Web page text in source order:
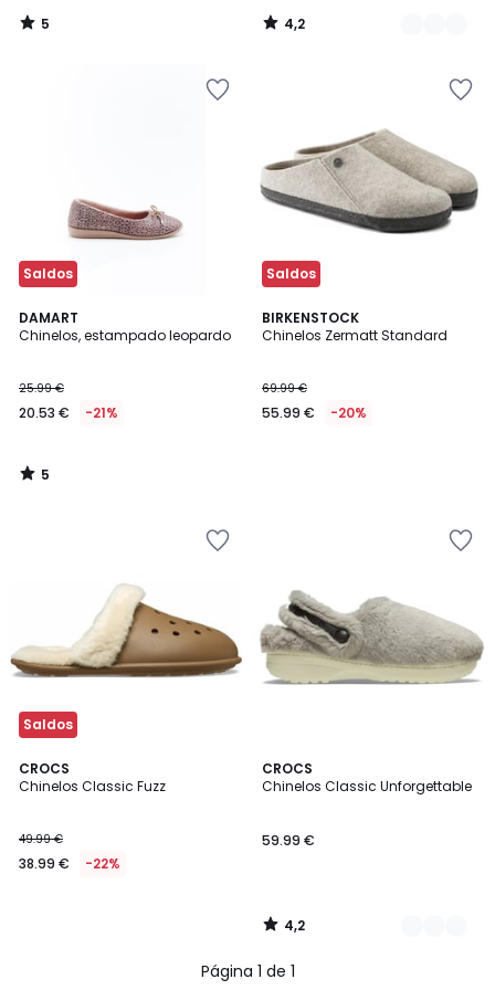
5
/
4,2
/
Saldos
DAMART
Chinelos, estampado leopardo
25.99 €
20.53 € -21%
5
/
5
/
Saldos
BIRKENSTOCK
Chinelos Zermatt Standard
69.99 €
55.99 € -20%
Saldos
CROCS
Chinelos Classic Fuzz
49.99 €
38.99 € -22%
CROCS
Chinelos Classic Unforgettable
59.99 €
4,2
/ 5
2
Cores
4,2
/
Página 1 de 1